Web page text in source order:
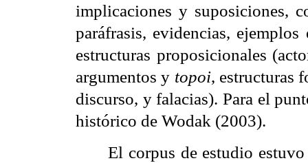
implicaciones y suposiciones,
paráfrasis, evidencias,
estructuras proposicionales
argumentos y topoi, estructuras
discurso, y falacias). Para el
histórico de Wodak (2003).
El corpus de estudio